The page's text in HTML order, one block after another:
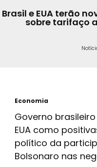
o
e
Brasil e EUA terão
sobre tarifaço
Economia
Governo
EUA como
político da
Bolsonaro nas